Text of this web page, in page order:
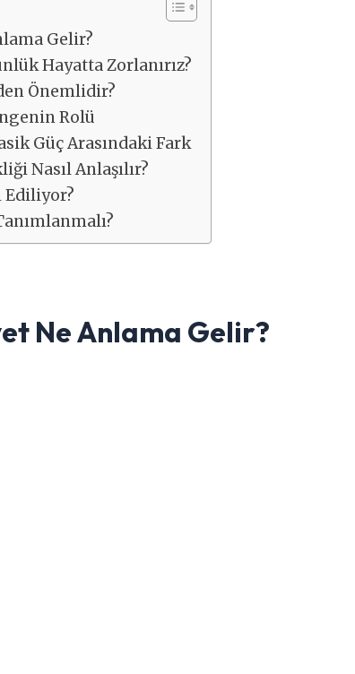
Gelir?
Hayatta Zorlanırız?
Önemlidir?
Rolü
Güç Arasındaki Fark
Nasıl Anlaşılır?
Ediliyor?
Ne Anlama Gelir?